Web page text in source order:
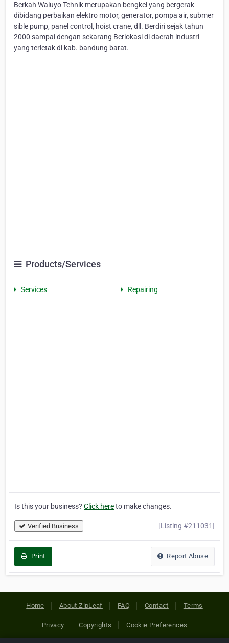
Berkah Waluyo Tehnik merupakan bengkel yang bergerak
dibidang perbaikan elektro motor, generator, pompa air, submer
sible pump, panel control, hoist crane, dll. Berdiri sejak tahun
2000 sampai dengan sekarang Berlokasi di daerah industri
yang terletak di kab. bandung barat.
Products/Services
Services Repairing
Is this your business? Click hereto make changes.
Verified Business [Listing #211031]
Print Report Abuse
Home About ZipLeaf FAQ Contact Terms
Privacy Copyrights Cookie Preferences